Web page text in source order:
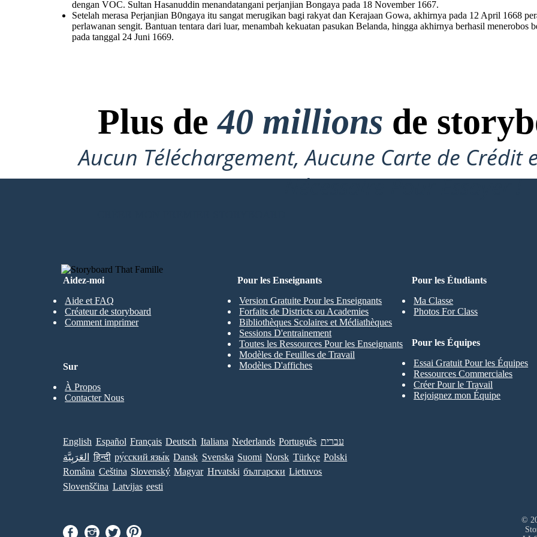
etelah merasa Perjanjian B0ngaya itu sangat merugikan bagi
rakyat dan Kerajaan Gowa, akhirnya pada 12 April 1668 perang
Belanda, hingga akhirnya berhasil menerobos benteng terkuat
dengan VOC. Sultan Hasanuddin menandatangani perjanjian Bongaya pada 18 November 1667.
Setelah merasa Perjanjian B0ngaya itu sangat merugikan bagi rakyat dan Kerajaan Gowa, akhirnya pada 12 April 1668
perlawanan sengit. Bantuan tentara dari luar, menambah kekuatan pasukan Belanda, hingga akhirnya berhasil
pada tanggal 24 Juni 1669.
Plus de40 millions de
Aucun Téléchargement, Aucune Carte de Crédit
Nécessaire Pour Essayer !
Aidez-moi
Aide et FAQ
Créateur de storyboard
Comment imprimer
Pour les Étudiants
Ma Classe
Photos For Class
Pour les Enseignants
Version Gratuite Pour les Enseignants
Forfaits de Districts ou Academies
Bibliothèques Scolaires et Médiathèques
Sessions D'entrainement
Toutes les Ressources Pour les Enseignants
Modèles de Feuilles de Travail
Modèles D'affiches
Pour les Équipes
Essai Gratuit Pour les Équipes
Ressources Commerciales
Créer Pour le Travail
Rejoignez mon Équipe
Sur
À Propos
Contacter Nous
English Español Français Deutsch Italiana Nederlands Português עברית
العَرَبِيَّة
हिन्दी ру́сский язы́к Dansk Svenska Suomi Norsk Türkçe Polski
Româna Ceština Slovenský Magyar Hrvatski български Lietuvos
Slovenščina Latvijas eesti
©